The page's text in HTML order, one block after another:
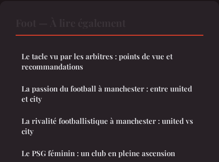
Le tacle vu par les arbitres : points de vue et
recommandations
La passion du football à manchester : entre united
et city
La rivalité footballistique à manchester : united vs
city
Le PSG féminin : un club en pleine ascension